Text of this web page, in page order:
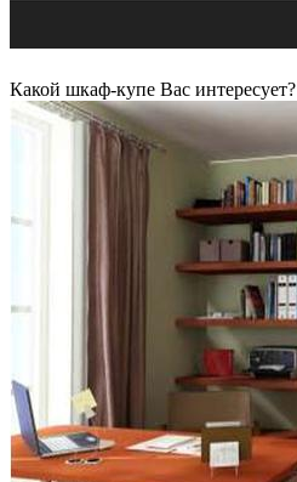
Какой шкаф-купе Вас интересует?